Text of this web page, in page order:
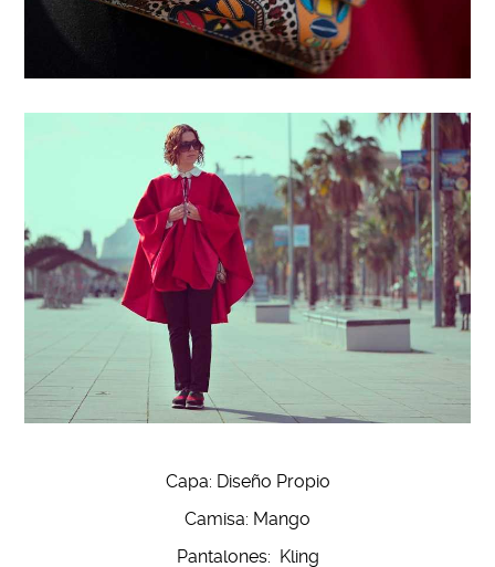
Capa: Diseño Propio
Camisa: Mango
Pantalones: Kling